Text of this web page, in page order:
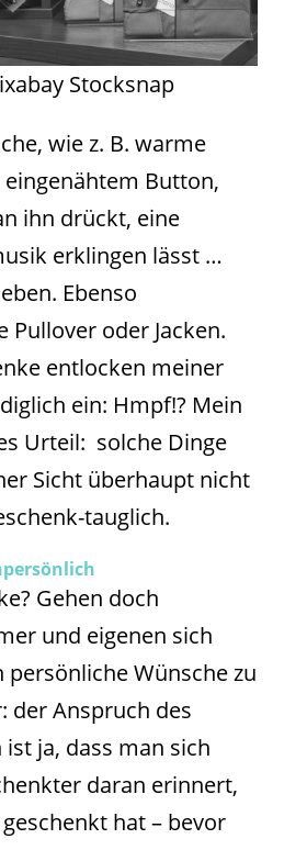
Stocksnap
wie z. B. warme
Button,
ihn drückt, eine
erklingen lässt …
Ebenso
Pullover oder Jacken.
entlocken meiner
ein: Hmpf!? Mein
Urteil: solche Dinge
Sicht überhaupt nicht
tauglich.
Gehen doch
und eigenen sich
persönliche Wünsche zu
der Anspruch des
ist ja, dass man sich
daran erinnert,
hat – bevor